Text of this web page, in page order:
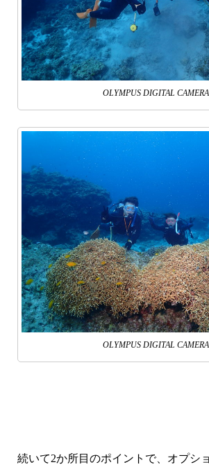
OLYMPUS DIGITAL CAMERA
OLYMPUS DIGITAL CAMERA
続いて2か所目のポイントで、オプシ